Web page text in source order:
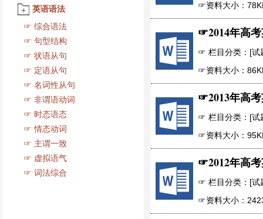
英语语法
☞ 综合语法
☞ 句型结构
☞ 状语从句
☞ 定语从句
☞ 名词性从句
☞ 非谓语动词
☞ 时态语态
☞情态动词
☞ 主谓一致
☞ 虚拟语气
☞ 词法综合
☞资料大小：
☞2014年高
☞ 栏目分类：[试
☞资料大小：
☞2013年高
☞ 栏目分类：[试
☞资料大小：
☞2012年高
☞ 栏目分类：[试
☞资料大小：